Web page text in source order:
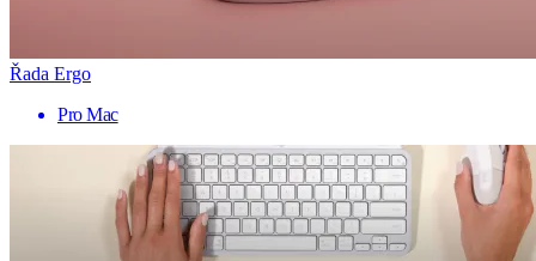
Řada Ergo
Pro Mac